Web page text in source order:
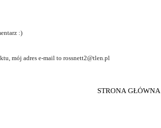
:)
mój adres e-mail to rossnett2@tlen.pl
STRONA GŁÓWNA